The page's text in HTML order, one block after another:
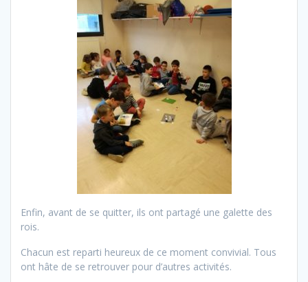
Enfin, avant de se quitter, ils ont partagé une galette des
rois.
Chacun est reparti heureux de ce moment convivial. Tous
ont hâte de se retrouver pour d’autres activités.